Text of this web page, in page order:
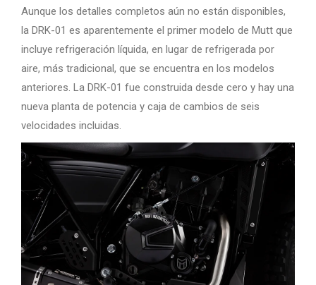
Aunque los detalles completos aún no están disponibles,
la DRK-01 es aparentemente el primer modelo de Mutt que
incluye refrigeración líquida, en lugar de refrigerada por
aire, más tradicional, que se encuentra en los modelos
anteriores. La DRK-01 fue construida desde cero y hay una
nueva planta de potencia y caja de cambios de seis
velocidades incluidas.